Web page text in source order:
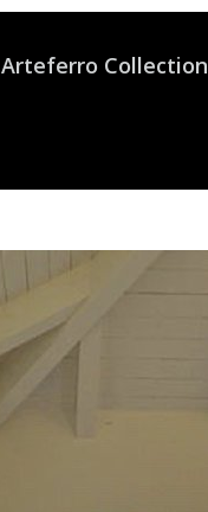
Arteferro Collection